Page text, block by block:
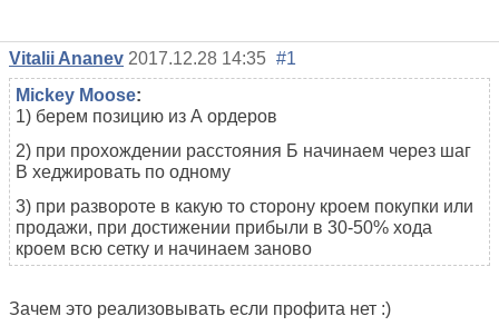
Vitalii Ananev 2017.12.28 14:35 #1
Mickey Moose:
1) берем позицию из А ордеров
2) при прохождении расстояния Б начинаем через шаг
В хеджировать по одному
3) при развороте в какую то сторону кроем покупки или
продажи, при достижении прибыли в 30-50% хода
кроем всю сетку и начинаем заново
Зачем это реализовывать если профита нет :)